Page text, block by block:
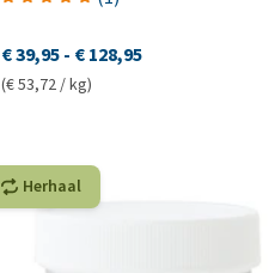
€ 39,95 - € 128,95
(€ 53,72 / kg)
Herhaal